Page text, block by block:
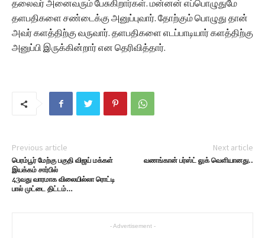
தலைவர் அனைவரும் பேசுகிறார்கள். மன்னன் எப்பொழுதுமே
தளபதிகளை சண்டைக்கு அனுப்புவார். தோற்கும் பொழுது தான்
அவர் களத்திற்கு வருவார். தளபதிகளை எடப்பாடியார் களத்திற்கு
அனுப்பி இருக்கின்றார் என தெரிவித்தார்.
Previous article
பெரம்பூர் மேற்கு பகுதி விஜய் மக்கள்
இயக்கம் சார்பில்
43வது வாரமாக விலையில்லா ரொட்டி
பால் முட்டை திட்டம்…
Next article
வணங்கான் பர்ஸ்ட் லுக் வெளியானது..
- Advertisement -